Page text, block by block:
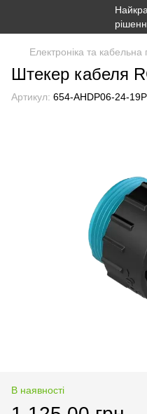
Електроніка та кабельна
Штекер кабеля
Артикул: 654-AHDP06-24-
В наявності